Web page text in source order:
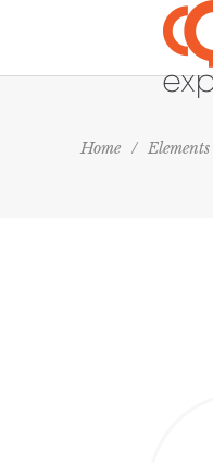
Home / Elements